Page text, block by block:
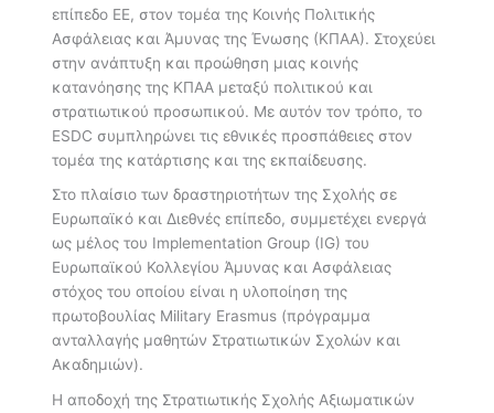
επίπεδο ΕΕ, στον τομέα της Κοινής Πολιτικής
Ασφάλειας και Άμυνας της Ένωσης (ΚΠΑΑ). Στοχεύει
στην ανάπτυξη και προώθηση μιας κοινής
κατανόησης της ΚΠΑΑ μεταξύ πολιτικού και
στρατιωτικού προσωπικού. Με αυτόν τον τρόπο, το
ESDC συμπληρώνει τις εθνικές προσπάθειες στον
τομέα της κατάρτισης και της εκπαίδευσης.
Στο πλαίσιο των δραστηριοτήτων της Σχολής σε
Ευρωπαϊκό και Διεθνές επίπεδο, συμμετέχει ενεργά
ως μέλος του Implementation Group (IG) του
Ευρωπαϊκού Κολλεγίου Άμυνας και Ασφάλειας
στόχος του οποίου είναι η υλοποίηση της
πρωτοβουλίας Military Erasmus (πρόγραμμα
ανταλλαγής μαθητών Στρατιωτικών Σχολών και
Ακαδημιών).
Η αποδοχή της Στρατιωτικής Σχολής Αξιωματικών